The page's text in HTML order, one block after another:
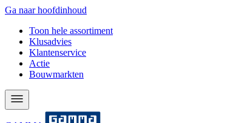
Ga naar hoofdinhoud
Toon hele assortiment
Klusadvies
Klantenservice
Actie
Bouwmarkten